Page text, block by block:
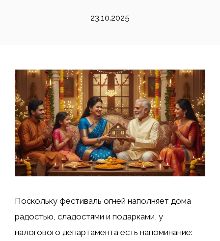
23.10.2025
Поскольку фестиваль огней наполняет дома
радостью, сладостями и подарками, у
налогового департамента есть напоминание: